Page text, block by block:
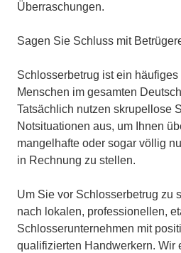
Überraschungen.
Sagen Sie Schluss mit
Schlosserbetrug ist ein
Menschen im gesamten
Tatsächlich nutzen skrupellose
Notsituationen aus, um Ihnen
mangelhafte oder sogar völlig
in Rechnung zu stellen.
Um Sie vor Schlosserbetrug zu
nach lokalen, professionellen,
Schlosserunternehmen mit
qualifizierten Handwerkern. Wir